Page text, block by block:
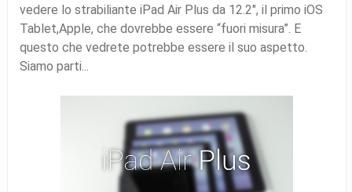
vedere lo strabiliante iPad Air Plus da 12.2″, il primo iOS
Tablet,Apple, che dovrebbe essere “fuori misura”. E
questo che vedrete potrebbe essere il suo aspetto.
Siamo parti...